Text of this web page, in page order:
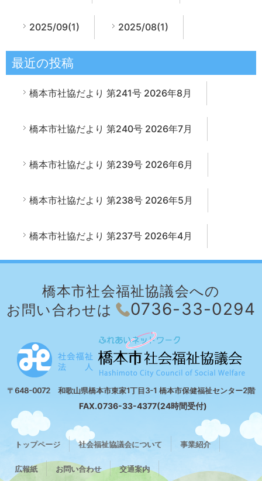
2025/09(1) 2025/08(1)
最近の投稿
橋本市社協だより 第241号 2026年8月
橋本市社協だより 第240号 2026年7月
橋本市社協だより 第239号 2026年6月
橋本市社協だより 第238号 2026年5月
橋本市社協だより 第237号 2026年4月
橋本市社会福祉協議会への
お問い合わせは
0736-33-0294
〒648-0072 和歌山県橋本市東家1丁目3-1 橋本市保健福祉センター2階
FAX.0736-33-4377(24時間受付)
トップページ 社会福祉協議会について 事業紹介
広報紙 お問い合わせ 交通案内